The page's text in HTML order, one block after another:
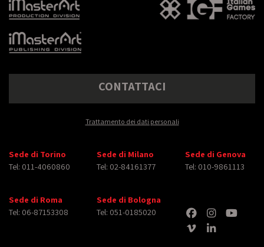
CONTATTACI
Trattamento dei dati personali
Sede di Torino
Tel: 011-4060860
Sede di Milano
Tel: 02-84161377
Sede di Genova
Tel: 010-9861113
Sede di Roma
Tel: 06-87153308
Sede di Bologna
Tel: 051-0185020